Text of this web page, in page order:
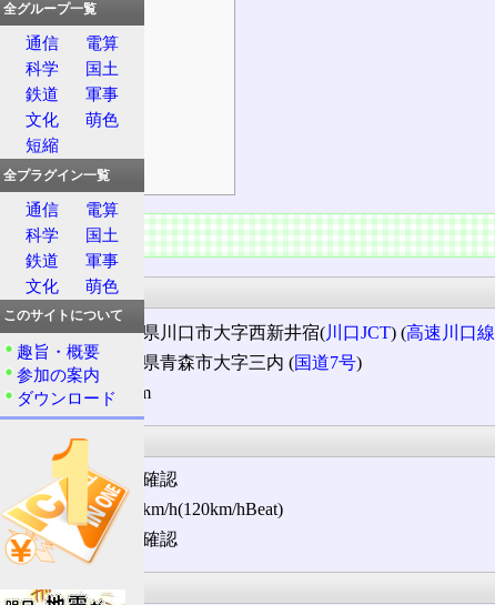
上り線
SA/PA別
食品別
下り線
食品別
情報
起点・終点
起点 : 埼玉県川口市大字西新井宿(川口JCT) (高速川口線
終点
: 青森県青森市大字三内 (国道7号)
延長: 679.5km
規制等
制限速度: 未確認
最低速度: 50km/h(120km/hBeat)
標識規制: 未確認
法定路線名
全グループ一覧
通信
電算
科学
国土
鉄道
軍事
文化
萌色
短縮
全プラグイン一覧
通信
電算
科学
国土
鉄道
軍事
文化
萌色
このサイトについて
趣旨・概要
参加の案内
ダウンロード